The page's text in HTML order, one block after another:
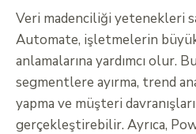
Veri madenciliği yetenekleri
Automate, işletmelerin
anlamalarına yardımcı olur.
segmentlere ayırma, trend
yapma ve müşteri
gerçekleştirebilir. Ayrıca,